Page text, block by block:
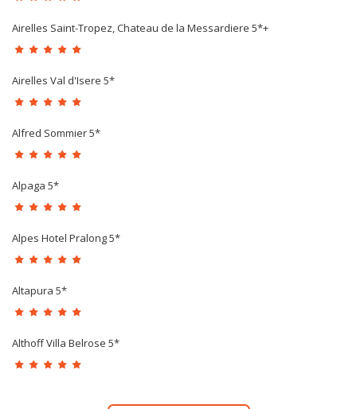
Airelles Saint-Tropez, Chateau de la Messardiere 5*+
Airelles Val d'Isere 5*
Alfred Sommier 5*
Alpaga 5*
Alpes Hotel Pralong 5*
Altapura 5*
Althoff Villa Belrose 5*